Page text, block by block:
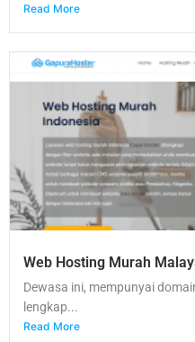
Read More
Web Hosting Murah
Dewasa ini, mempunyai
lengkap...
Read More